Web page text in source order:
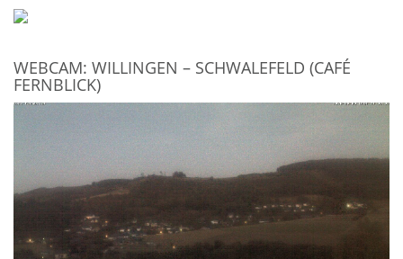
WEBCAM: WILLINGEN – SCHWALEFELD (CAFÉ
FERNBLICK)